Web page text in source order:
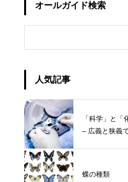
オールガイド検索
人気記事
「科学」と「
– 広義と狭義
蝶の種類